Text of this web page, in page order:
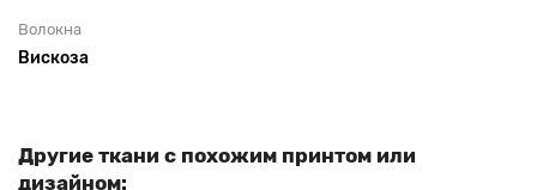
Волокна
Вискоза
Другие ткани с похожим принтом или
дизайном: